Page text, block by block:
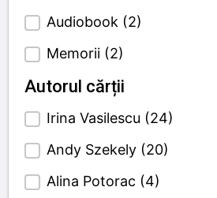
Audiobook (2)
Memorii (2)
Autorul cărții
Author Cetagori
Irina Vasilescu (24)
Andy Szekely (20)
Alina Potorac (4)